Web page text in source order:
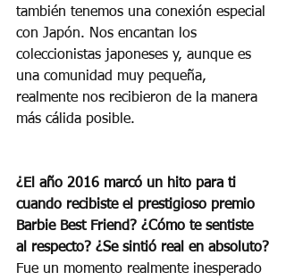
también tenemos una conexión especial
con Japón. Nos encantan los
coleccionistas japoneses y, aunque es
una comunidad muy pequeña,
realmente nos recibieron de la manera
más cálida posible.
¿El año 2016 marcó un hito para ti
cuando recibiste el prestigioso premio
Barbie Best Friend? ¿Cómo te sentiste
al respecto? ¿Se sintió real en absoluto?
Fue un momento realmente inesperado